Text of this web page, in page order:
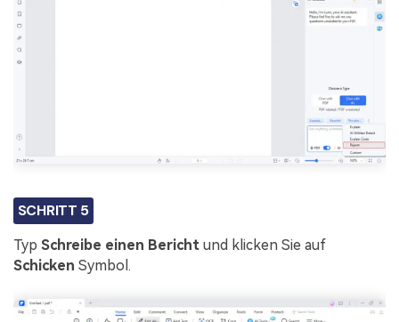
SCHRITT 5
Typ Schreibe einen Bericht und klicken Sie auf
Schicken Symbol.